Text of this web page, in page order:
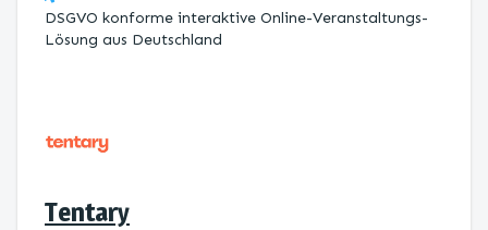
DSGVO konforme interaktive Online-Veranstaltungs-
Lösung aus Deutschland
Tentary